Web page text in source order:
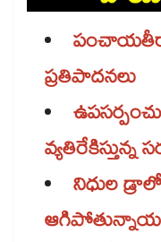
ప్రతిపాదనలు
వ్యతిరేకిస్తున్న
నిధుల